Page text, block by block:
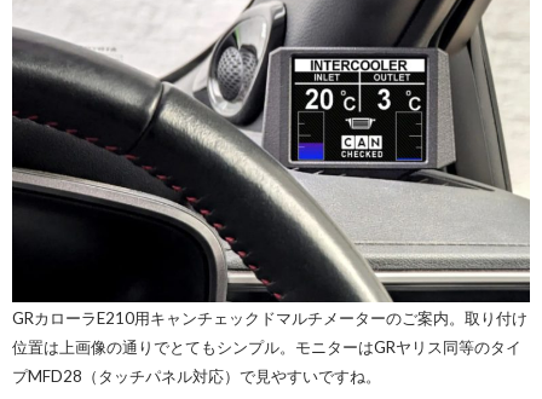
GRカローラE210用キャンチェックドマルチメーターのご案内。取り付け
位置は上画像の通りでとてもシンプル。モニターはGRヤリス同等のタイ
プMFD28（タッチパネル対応）で見やすいですね。